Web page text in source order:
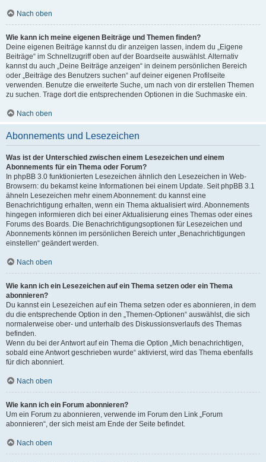
Nach oben
Wie kann ich meine eigenen Beiträge und Themen finden?
Deine eigenen Beiträge kannst du dir anzeigen lassen, indem du „Eigene
Beiträge“ im Schnellzugriff oben auf der Boardseite auswählst. Alternativ
kannst du auch „Deine Beiträge anzeigen“ in deinem persönlichen Bereich
oder „Beiträge des Benutzers suchen“ auf deiner eigenen Profilseite
verwenden. Benutze die erweiterte Suche, um nach von dir erstellen Themen
zu suchen. Trage dort die entsprechenden Optionen in die Suchmaske ein.
Nach oben
Abonnements und Lesezeichen
Was ist der Unterschied zwischen einem Lesezeichen und einem
Abonnements für ein Thema oder Forum?
In phpBB 3.0 funktionierten Lesezeichen ähnlich den Lesezeichen in Web-
Browsern: du bekamst keine Informationen bei einem Update. Seit phpBB 3.1
ähneln Lesezeichen mehr einem Abonnement: du kannst eine
Benachrichtigung erhalten, wenn ein Thema aktualisiert wird. Abonnements
hingegen informieren dich bei einer Aktualisierung eines Themas oder eines
Forums des Boards. Die Benachrichtigungsoptionen für Lesezeichen und
Abonnements können im persönlichen Bereich unter „Benachrichtigungen
einstellen“ geändert werden.
Nach oben
Wie kann ich ein Lesezeichen auf ein Thema setzen oder ein Thema
abonnieren?
Du kannst ein Lesezeichen auf ein Thema setzen oder es abonnieren, in dem
du die entsprechende Option in den „Themen-Optionen“ auswählst, die sich
normalerweise ober- und unterhalb des Diskussionsverlaufs des Themas
befinden.
Wenn du bei der Antwort auf ein Thema die Option „Mich benachrichtigen,
sobald eine Antwort geschrieben wurde“ aktivierst, wird das Thema ebenfalls
für dich abonniert.
Nach oben
Wie kann ich ein Forum abonnieren?
Um ein Forum zu abonnieren, verwende im Forum den Link „Forum
abonnieren“, der sich meist am Ende der Seite befindet.
Nach oben